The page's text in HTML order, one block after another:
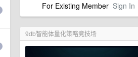
For Existing Member Sign In
9db智能体量化策略竞技场